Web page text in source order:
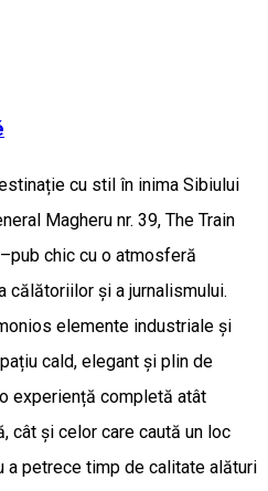
cu stil în inima Sibiului
Magheru nr. 39, The Train
chic cu o atmosferă
călătoriilor și a jurnalismului.
elemente industriale și
cald, elegant și plin de
experiență completă atât
cât și celor care caută un loc
a petrece timp de calitate alături